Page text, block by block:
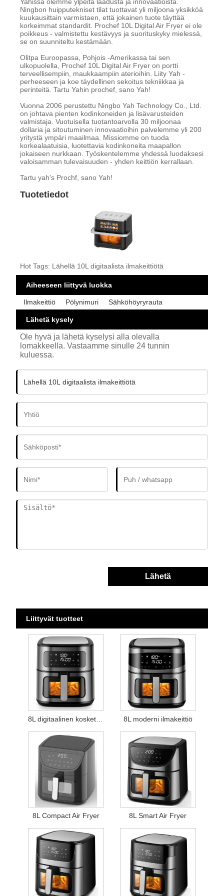
Yahissa olemme ylpeitä laadusta ja innovaatioista.
Ningbon huipputekniset tilat tuottavat yli miljoona yksikköä
kuukausittain varmistaen, että jokainen tuote täyttää
korkeimmat standardit. Prochef 10L Digital Air Fryer ei ole
poikkeus - valmistettu kestävyys ja suorituskyky mielessä,
se on suunniteltu kestämään.
Olitpa Euroopassa, Pohjois -Amerikassa tai sen
ulkopuolella, Prochef 10L Digital Air Fryer on portti
terveellisempiin, maukkaampiin aterioihin. Liity Yah -
perheeseen ja koe täydellinen sekoitus tekniikkaa ja
perinteitä. Tartu Yahin prochef, sano Yah!
Vuonna 2006 perustettu Ningbo Yah Technology Co., Ltd.
on johtava pienten kodinkoneiden ja lisävarusteiden
valmistaja. Vuotuisella tuotantoarvolla 30 miljoonaa
dollaria ja sitoutuminen innovaatioihin palvelemme yli 200
yritystä ympäri maailmaa. Missiomme on tuoda
korkealaatuisia, luotettavia kodinkoneita maapallon
jokaiseen nurkkaan. Työskentelemme yhdessä luodaksesi
valoisamman tulevaisuuden - yhden keittiön kerrallaan.
Tartu yah's Prochf, sano Yah!
Tuotetiedot
Hot Tags: Lähellä 10L digitaalista ilmakeittiötä
Aiheeseen liittyvä luokka
Ilmakeittiö Pölynimuri Sähköhöyryrauta
Lähetä kysely
Ole hyvä ja lähetä kyselysi alla olevalla
lomakkeella. Vastaamme sinulle 24 tunnin
kuluessa.
Lähetä
Liittyvät tuotteet
8L digitaalinen kosketusilmakeittiö 8L moderni ilmakeittiö
8L Compact Air Fryer 8L Smart Air Fryer